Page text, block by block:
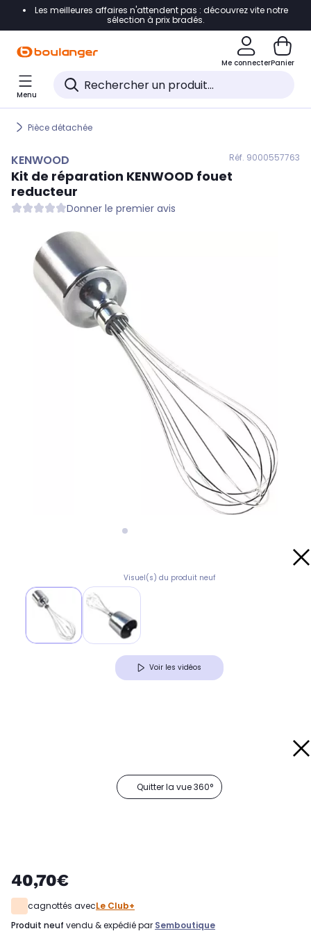
Accéder directement à la navigation
Accéder directement au pied de page
Accéder directement au chatbot
Les meilleures affaires n'attendent pas : découvrez vite notre
sélection à prix bradés.
Me connecterPanier
Menu
Pièce détachée
KENWOOD Réf. 9000557763
Kit de réparation KENWOOD fouet
reducteur
Donner le premier avis
Visuel(s) du produit neuf
Voir les vidéos
Quitter la vue 360°
40,70€
cagnottés avecLe Club+
produit neuf vendu & expédié par Semboutique